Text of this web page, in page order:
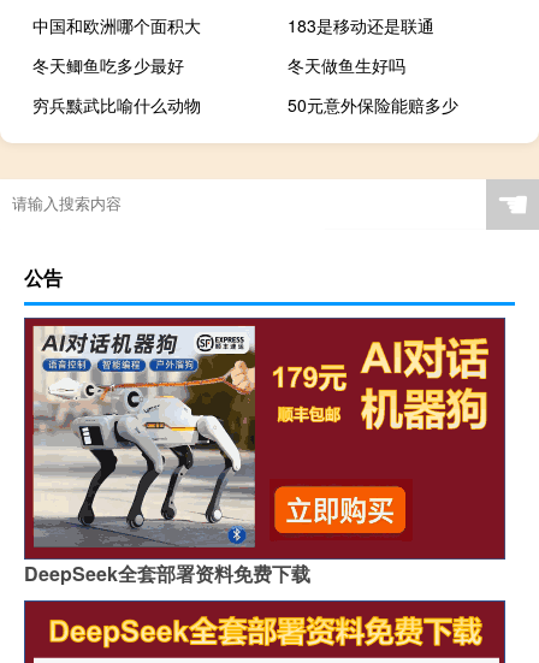
中国和欧洲哪个面积大
183是移动还是联通
冬天鲫鱼吃多少最好
冬天做鱼生好吗
穷兵黩武比喻什么动物
50元意外保险能赔多少
☚
公告
DeepSeek全套部署资料免费下载